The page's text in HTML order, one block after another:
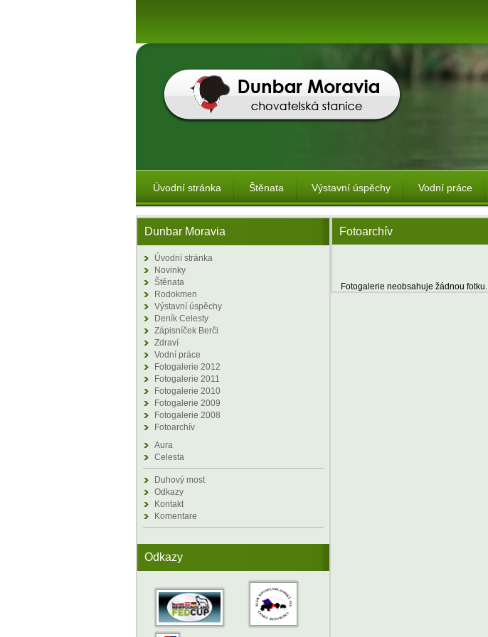
Úvodní stránka Štěnata Výstavní úspěchy Vodní práce
Dunbar Moravia
Úvodní stránka
Novinky
Štěnata
Rodokmen
Výstavní úspěchy
Deník Celesty
Zápisníček Berči
Zdraví
Vodní práce
Fotogalerie 2012
Fotogalerie 2011
Fotogalerie 2010
Fotogalerie 2009
Fotogalerie 2008
Fotoarchív
Aura
Celesta
Duhový most
Odkazy
Kontakt
Komentare
Odkazy
Fotoarchív
Fotogalerie neobsahuje žádnou fotku.